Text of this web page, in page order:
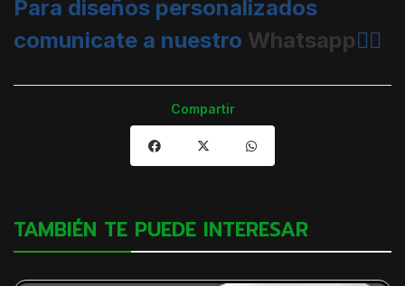
Para diseños personalizados
comunicate a nuestro Whatsapp👈🏼
Compartir
TAMBIÉN TE PUEDE INTERESAR